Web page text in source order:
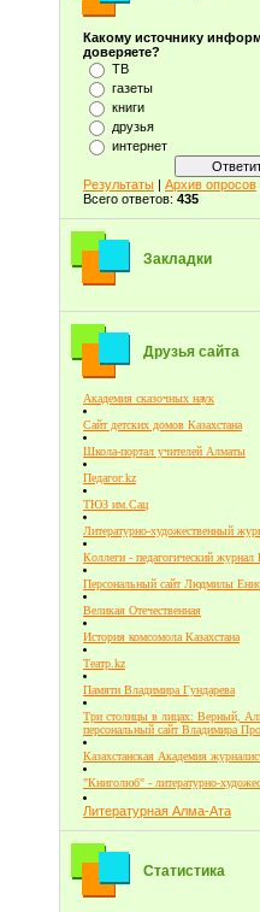
Какому источнику
доверяете?
ТВ
газеты
книги
друзья
интернет
Результаты | Архив опросов
Всего ответов: 435
Закладки
Друзья сайта
Академия сказочных наук
Сайт детских домов Казахстана
Школа-портал учителей Алматы
Педагог.kz
ТЮЗ им.Сац
Литературно-художественный
Коллеги - педагогический журнал
Персональный сайт Людмилы
Великая Отечественная
История комсомола Казахстана
Театр.kz
Памяти Владимира Гундарева
Три столицы в лицах: Верный,
персональный сайт Владимира
Казахстанская Академия
"Книголюб" - литературно-
Литературная Алма-Ата
Статистика